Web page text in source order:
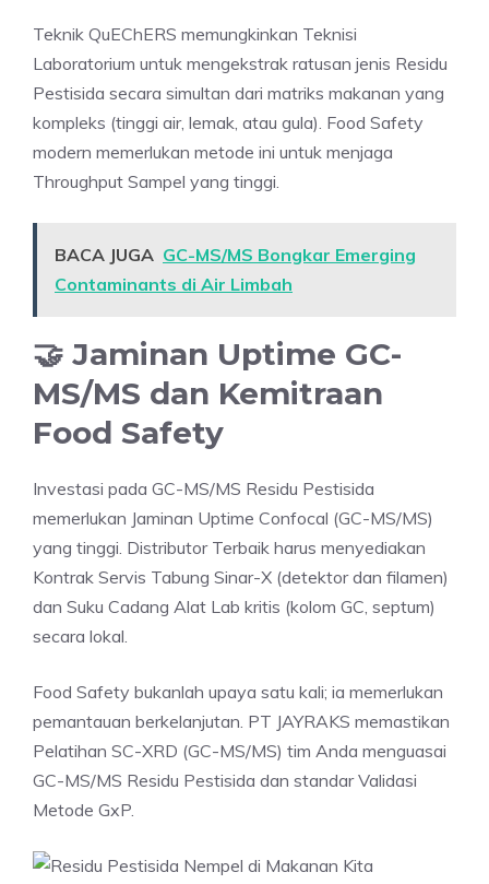
Teknik QuEChERS memungkinkan Teknisi
Laboratorium untuk mengekstrak ratusan jenis Residu
Pestisida secara simultan dari matriks makanan yang
kompleks (tinggi air, lemak, atau gula). Food Safety
modern memerlukan metode ini untuk menjaga
Throughput Sampel yang tinggi.
BACA JUGA GC-MS/MS Bongkar Emerging
Contaminants di Air Limbah
🤝 Jaminan Uptime GC-
MS/MS dan Kemitraan
Food Safety
Investasi pada GC-MS/MS Residu Pestisida
memerlukan Jaminan Uptime Confocal (GC-MS/MS)
yang tinggi. Distributor Terbaik harus menyediakan
Kontrak Servis Tabung Sinar-X (detektor dan filamen)
dan Suku Cadang Alat Lab kritis (kolom GC, septum)
secara lokal.
Food Safety bukanlah upaya satu kali; ia memerlukan
pemantauan berkelanjutan. PT JAYRAKS memastikan
Pelatihan SC-XRD (GC-MS/MS) tim Anda menguasai
GC-MS/MS Residu Pestisida dan standar Validasi
Metode GxP.